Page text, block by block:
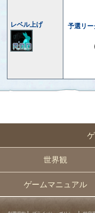
世界観
ゲームマニュアル
レベル上げ
予選リ